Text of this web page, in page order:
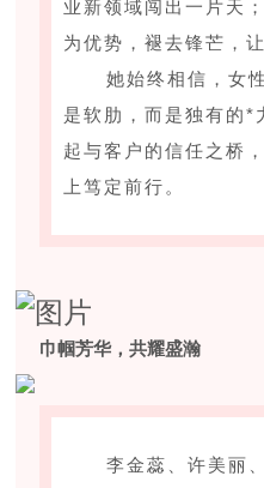
业新领域闯出一片天
为优势，褪去锋芒，
她始终相信，女
是软肋，而是独有的*
起与客户的信任之桥
上笃定前行。
巾帼芳华，共耀盛瀚
李金蕊、许美丽